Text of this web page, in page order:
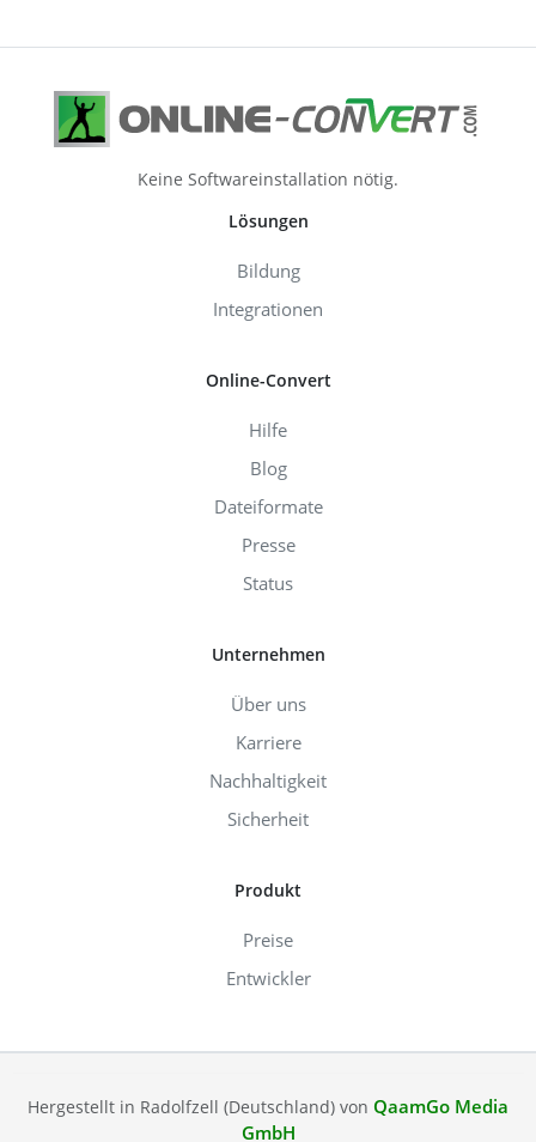
Keine Softwareinstallation nötig.
Lösungen
Bildung
Integrationen
Online-Convert
Hilfe
Blog
Dateiformate
Presse
Status
Unternehmen
Über uns
Karriere
Nachhaltigkeit
Sicherheit
Produkt
Preise
Entwickler
Hergestellt in Radolfzell (Deutschland) von QaamGo Media
GmbH